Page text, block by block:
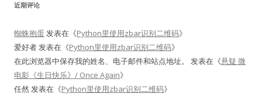
近期评论
蜘蛛抱蛋 发表在《Python里使用zbar识别二维码》
爱好者发表在《Python里使用zbar识别二维码》
在此浏览器中保存我的姓名、电子邮件和站点地址。
发表在《悬疑 微
电影《生日快乐》/ Once Again》
任然 发表在《Python里使用zbar识别二维码》